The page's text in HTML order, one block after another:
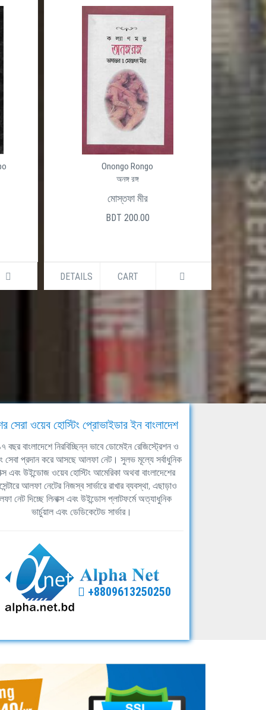
Onongo Rongo
অনঙ্গ রঙ্গ
মোস্তফা মীর
BDT 200.00
DETAILS CART DETAILS
সেরা ওয়েব হোস্টিং প্রোভাইডার ইন বাংলাদেশ
বছর বাংলাদেশে নিরবিচ্ছিন্ন ভাবে ডোমেইন রেজিস্ট্রেশন ও
সেবা প্রদান করে আসছে আলফা নেট। সুলভ মূল্যে সর্বাধুনিক
এবং উইন্ডোজ ওয়েব হোস্টিং আমেরিকা অথবা বাংলাদেশের
আলফা নেটের নিজস্ব সার্ভারে রাখার ব্যবস্থা, এছাড়াও
নেট দিচ্ছে লিনাক্স এবং উইন্ডোস প্লাটফর্মে অত্যাধুনিক
ভার্চুয়াল এবং ডেডিকেটেড সার্ভার।
+8809613250250